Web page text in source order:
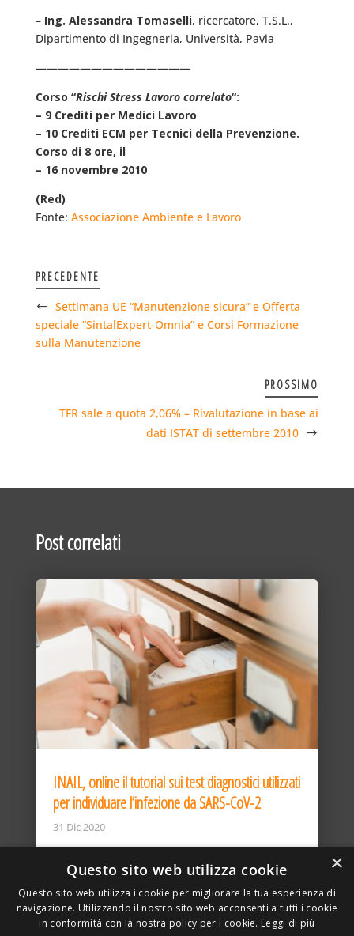
– Ing. Alessandra Tomaselli, ricercatore, T.S.L.,
Dipartimento di Ingegneria, Università, Pavia
——————————————
Corso “Rischi Stress Lavoro correlato“:
– 9 Crediti per Medici Lavoro
– 10 Crediti ECM per Tecnici della Prevenzione.
Corso di 8 ore, il
– 16 novembre 2010
(Red)
Fonte: Associazione Ambiente e Lavoro
PRECEDENTE
Settimana UE “Manutenzione sicura” e Offerta
speciale “SintalExpert-Omnia” e Corsi Formazione
sulla Manutenzione
PROSSIMO
TFR sale a quota 2,06% – Rivalutazione in base ai
dati ISTAT di settembre 2010
Post correlati
INAIL, online il tutorial sui test diagnostici utilizzati
per individuare l’infezione da SARS-CoV-2
31 Dic 2020
×
Questo sito web utilizza cookie
Questo sito web utilizza i cookie per migliorare la tua esperienza di
navigazione. Utilizzando il nostro sito web acconsenti a tutti i cookie
in conformità con la nostra policy per i cookie. Leggi di più